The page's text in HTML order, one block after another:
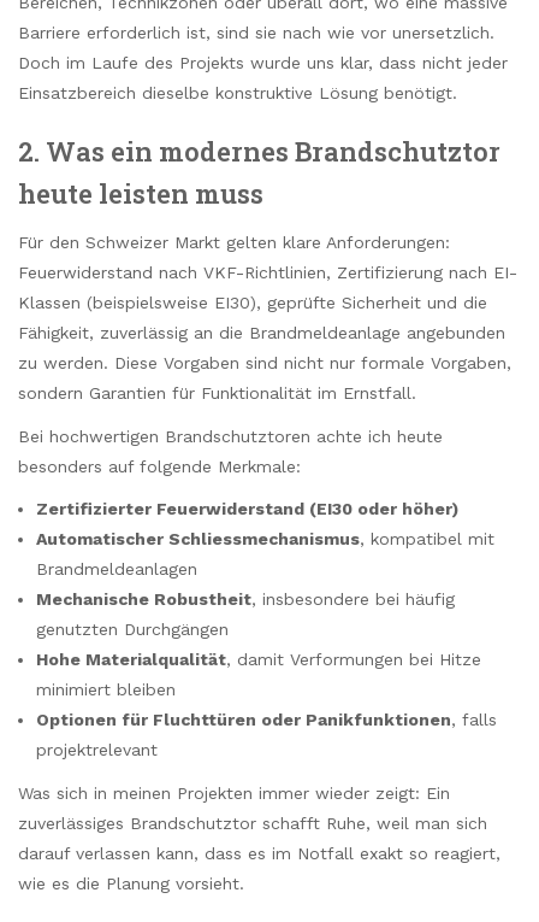
Barriere erforderlich ist, sind sie nach wie vor unersetzlich.
Doch im Laufe des Projekts wurde uns klar, dass nicht jeder
Einsatzbereich dieselbe konstruktive Lösung benötigt.
2. Was ein modernes Brandschutztor
heute leisten muss
Für den Schweizer Markt gelten klare Anforderungen:
Feuerwiderstand nach VKF-Richtlinien, Zertifizierung nach EI-
Klassen (beispielsweise EI30), geprüfte Sicherheit und die
Fähigkeit, zuverlässig an die Brandmeldeanlage angebunden
zu werden. Diese Vorgaben sind nicht nur formale Vorgaben,
sondern Garantien für Funktionalität im Ernstfall.
Bei hochwertigen Brandschutztoren achte ich heute
besonders auf folgende Merkmale:
Zertifizierter Feuerwiderstand (EI30 oder höher)
Automatischer Schliessmechanismus, kompatibel mit
Brandmeldeanlagen
Mechanische Robustheit, insbesondere bei häufig
genutzten Durchgängen
Hohe Materialqualität, damit Verformungen bei Hitze
minimiert bleiben
Optionen für Fluchttüren oder Panikfunktionen, falls
projektrelevant
Was sich in meinen Projekten immer wieder zeigt: Ein
zuverlässiges Brandschutztor schafft Ruhe, weil man sich
darauf verlassen kann, dass es im Notfall exakt so reagiert,
wie es die Planung vorsieht.